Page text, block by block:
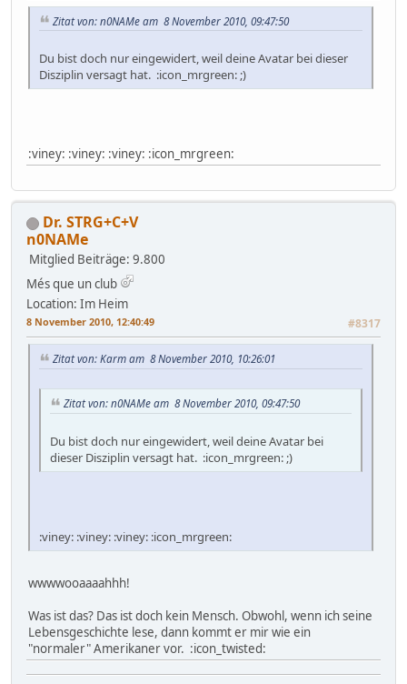
Zitat von: n0NAMe am 8 November 2010, 09:47:50
Du bist doch nur eingewidert, weil deine Avatar bei dieser
Disziplin versagt hat. :icon_mrgreen: ;)
:viney: :viney: :viney: :icon_mrgreen:
Dr. STRG+C+V
n0NAMe
Mitglied Beiträge: 9.800
Més que un club
Location: Im Heim
8 November 2010, 12:40:49 #8317
Zitat von: Karm am 8 November 2010, 10:26:01
Zitat von: n0NAMe am 8 November 2010, 09:47:50
Du bist doch nur eingewidert, weil deine Avatar bei
dieser Disziplin versagt hat. :icon_mrgreen: ;)
:viney: :viney: :viney: :icon_mrgreen:
wwwwooaaaahhh!
Was ist das? Das ist doch kein Mensch. Obwohl, wenn ich seine
Lebensgeschichte lese, dann kommt er mir wie ein
"normaler" Amerikaner vor. :icon_twisted: